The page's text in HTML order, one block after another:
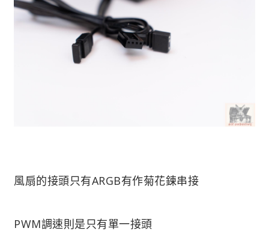
風扇的接頭只有ARGB有作菊花鍊串接
PWM調速則是只有單一接頭